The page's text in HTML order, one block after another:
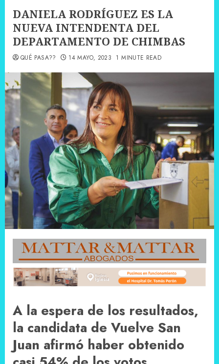
DANIELA RODRÍGUEZ ES LA
NUEVA INTENDENTA DEL
DEPARTAMENTO DE CHIMBAS
QUÉ PASA?? 14 MAYO, 2023 1 MINUTE READ
A la espera de los resultados,
la candidata de Vuelve San
Juan afirmó haber obtenido